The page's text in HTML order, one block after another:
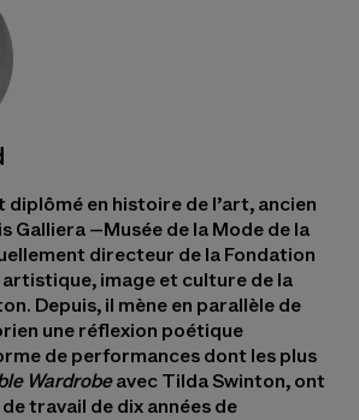
diplômé en histoire de l’art, ancien
Galliera –Musée de la Mode de la
directeur de la Fondation
image et culture de la
Depuis, il mène en parallèle de
une réflexion poétique
de performances dont les plus
Wardrobeavec Tilda Swinton, ont
travail de dix années de